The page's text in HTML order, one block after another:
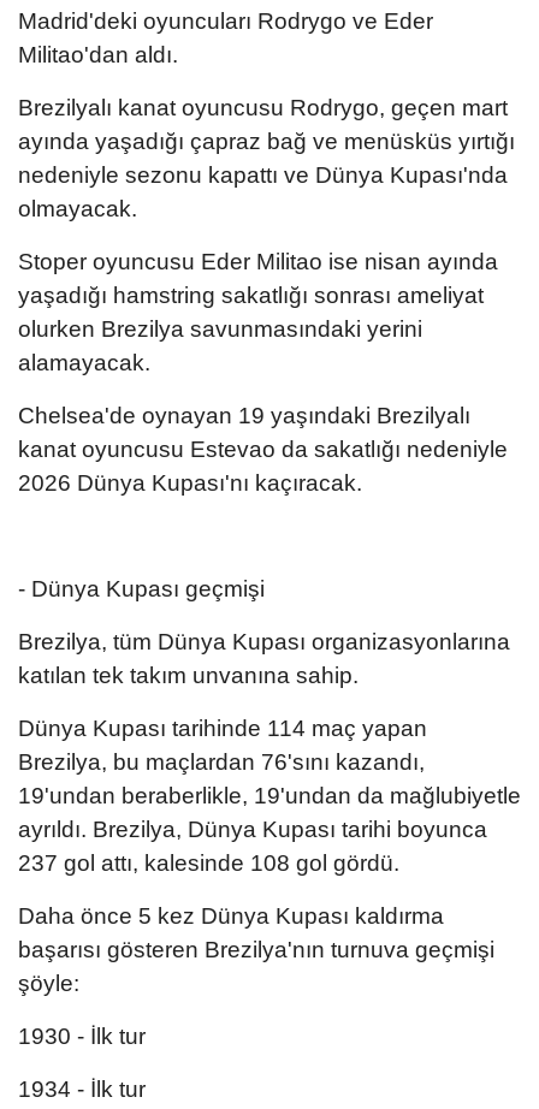
Madrid'deki oyuncuları Rodrygo ve Eder
Militao'dan aldı.
Brezilyalı kanat oyuncusu Rodrygo, geçen mart
ayında yaşadığı çapraz bağ ve menüsküs yırtığı
nedeniyle sezonu kapattı ve Dünya Kupası'nda
olmayacak.
Stoper oyuncusu Eder Militao ise nisan ayında
yaşadığı hamstring sakatlığı sonrası ameliyat
olurken Brezilya savunmasındaki yerini
alamayacak.
Chelsea'de oynayan 19 yaşındaki Brezilyalı
kanat oyuncusu Estevao da sakatlığı nedeniyle
2026 Dünya Kupası'nı kaçıracak.
- Dünya Kupası geçmişi
Brezilya, tüm Dünya Kupası organizasyonlarına
katılan tek takım unvanına sahip.
Dünya Kupası tarihinde 114 maç yapan
Brezilya, bu maçlardan 76'sını kazandı,
19'undan beraberlikle, 19'undan da mağlubiyetle
ayrıldı. Brezilya, Dünya Kupası tarihi boyunca
237 gol attı, kalesinde 108 gol gördü.
Daha önce 5 kez Dünya Kupası kaldırma
başarısı gösteren Brezilya'nın turnuva geçmişi
şöyle:
1930 - İlk tur
1934 - İlk tur